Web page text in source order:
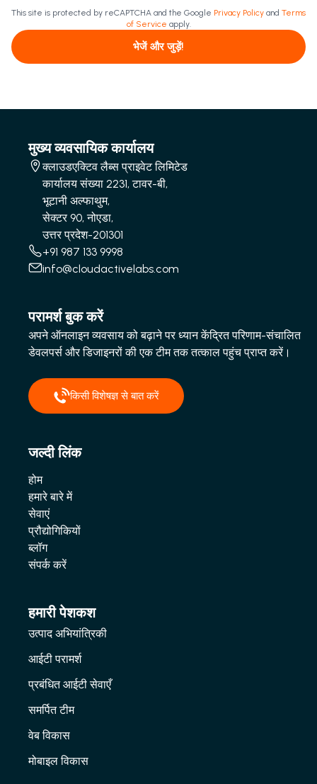
This site is protected by reCAPTCHA and the Google Privacy Policy and Terms
of Service apply.
भेजें और जुड़ें!
मुख्य व्यवसायिक कार्यालय
क्लाउडएक्टिव लैब्स प्राइवेट लिमिटेड
कार्यालय संख्या 2231, टावर-बी,
भूटानी अल्फाथुम,
सेक्टर 90, नोएडा,
उत्तर प्रदेश-201301
+91 987 133 9998
info@cloudactivelabs.com
परामर्श बुक करें
अपने ऑनलाइन व्यवसाय को बढ़ाने पर ध्यान केंद्रित परिणाम-संचालित
डेवलपर्स और डिजाइनरों की एक टीम तक तत्काल पहुंच प्राप्त करें।
किसी विशेषज्ञ से बात करें
जल्दी लिंक
होम
हमारे बारे में
सेवाएं
प्रौद्योगिकियों
ब्लॉग
संपर्क करें
हमारी पेशकश
उत्पाद अभियांत्रिकी
आईटी परामर्श
प्रबंधित आईटी सेवाएँ
समर्पित टीम
वेब विकास
मोबाइल विकास